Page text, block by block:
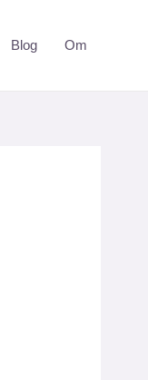
Blog Om